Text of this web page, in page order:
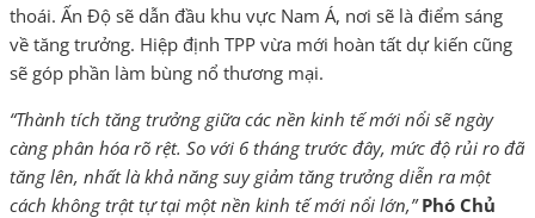
thoái. Ấn Độ sẽ dẫn đầu khu vực Nam Á, nơi sẽ là điểm sáng
về tăng trưởng. Hiệp định TPP vừa mới hoàn tất dự kiến cũng
sẽ góp phần làm bùng nổ thương mại.
“Thành tích tăng trưởng giữa các nền kinh tế mới nổi sẽ ngày
càng phân hóa rõ rệt. So với 6 tháng trước đây, mức độ rủi ro đã
tăng lên, nhất là khả năng suy giảm tăng trưởng diễn ra một
cách không trật tự tại một nền kinh tế mới nổi lớn,” Phó Chủ